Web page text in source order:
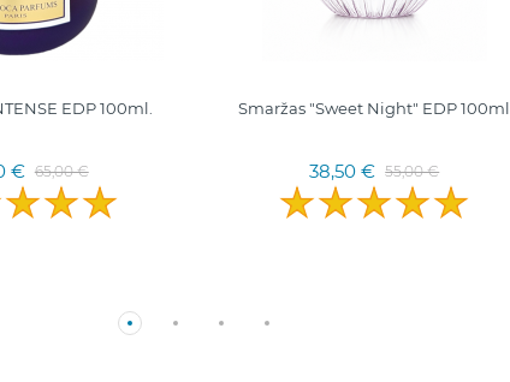
EDP 100ml.
€ 65,00 €
Smaržas "Sweet Night" EDP 100ml
38,50 € 55,00 €